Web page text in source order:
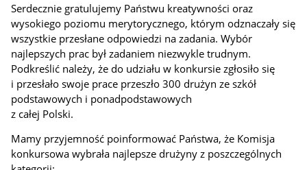
Serdecznie gratulujemy Państwu kreatywności oraz
wysokiego poziomu merytorycznego, którym odznaczały się
wszystkie przesłane odpowiedzi na zadania. Wybór
najlepszych prac był zadaniem niezwykle trudnym.
Podkreślić należy, że do udziału w konkursie zgłosiło się
i przesłało swoje prace przeszło 300 drużyn ze szkół
podstawowych i ponadpodstawowych
z całej Polski.
Mamy przyjemność poinformować Państwa, że Komisja
konkursowa wybrała najlepsze drużyny z poszczególnych